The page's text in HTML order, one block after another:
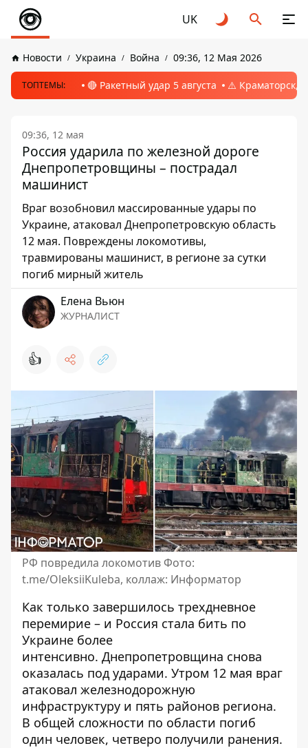
UK
Новости Украина Война 09:36, 12 Мая 2026
ТОПТЕМЫ: 🔴 Ракетный удар 5 августа ⚠️ Краматорск,
09:36, 12 мая
Россия ударила по железной дороге
Днепропетровщины – пострадал
машинист
Враг возобновил массированные удары по
Украине, атаковал Днепропетровскую область
12 мая. Повреждены локомотивы,
травмированы машинист, в регионе за сутки
погиб мирный житель
Елена Вьюн
ЖУРНАЛИСТ
👍
РФ повредила локомотив Фото:
t.me/OleksiiKuleba, коллаж: Информатор
Как только завершилось трехдневное
перемирие – и Россия стала бить по
Украине более
интенсивно. Днепропетровщина снова
оказалась под ударами. Утром 12 мая враг
атаковал железнодорожную
инфраструктуру и пять районов региона.
В общей сложности по области погиб
один человек, четверо получили ранения.